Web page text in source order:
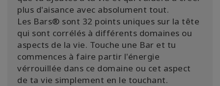
plus d'aisance avec absolument tout.
Les Bars® sont 32 points uniques sur la tête
qui sont corrélés à différents domaines ou
aspects de la vie. Touche une Bar et tu
commences à faire partir l'énergie
vérrouillée dans ce domaine ou cet aspect
de ta vie simplement en le touchant.